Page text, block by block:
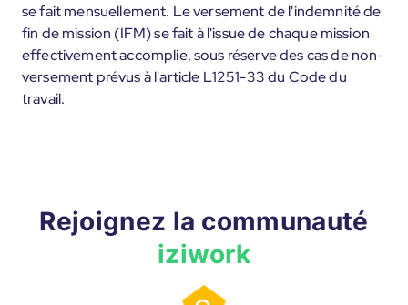
se fait mensuellement. Le versement de l'indemnité de
fin de mission (IFM) se fait à l'issue de chaque mission
effectivement accomplie, sous réserve des cas de non-
versement prévus à l'article L1251-33 du Code du
travail.
Rejoignez la communauté
iziwork